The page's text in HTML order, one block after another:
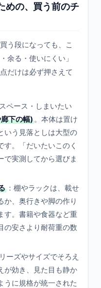
めの、買う前のチ
う段になっても、こ
余る・使いにくい」
だけは必ず押さえて
ペース・しまいたい
下の幅)。本体は置け
いう見落としは大型の
。「だいたいこのく
で実測してから選びま
：棚やラックは、載せ
か、奥行きや脚の作り
す。書籍や食器など重
の安さより耐荷重の数
ーズやサイズでそろえ
が効き、見た目も静か
うに規格が統一された